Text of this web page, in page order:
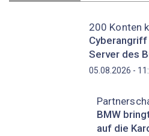
200 Konten
Server des
05.08.2026 -
BMW
auf die